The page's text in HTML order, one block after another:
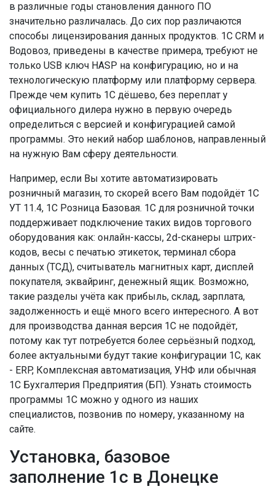
в различные годы становления данного ПО
значительно различалась. До сих пор различаются
способы лицензирования данных продуктов. 1С CRM и
Водовоз, приведены в качестве примера, требуют не
только USB ключ HASP на конфигурацию, но и на
технологическую платформу или платформу сервера.
Прежде чем купить 1С дёшево, без переплат у
официального дилера нужно в первую очередь
определиться с версией и конфигурацией самой
программы. Это некий набор шаблонов, направленный
на нужную Вам сферу деятельности.
Например, если Вы хотите автоматизировать
розничный магазин, то скорей всего Вам подойдёт 1С
УТ 11.4, 1С Розница Базовая. 1С для розничной точки
поддерживает подключение таких видов торгового
оборудования как: онлайн-кассы, 2d-сканеры штрих-
кодов, весы с печатью этикеток, терминал сбора
данных (ТСД), считыватель магнитных карт, дисплей
покупателя, эквайринг, денежный ящик. Возможно,
такие разделы учёта как прибыль, склад, зарплата,
задолженность и ещё много всего интересного. А вот
для производства данная версия 1С не подойдёт,
потому как тут потребуется более серьёзный подход,
более актуальными будут такие конфигурации 1С, как
- ERP, Комплексная автоматизация, УНФ или обычная
1С Бухгалтерия Предприятия (БП). Узнать стоимость
программы 1С можно у одного из наших
специалистов, позвонив по номеру, указанному на
сайте.
Установка, базовое
заполнение 1с в Донецке